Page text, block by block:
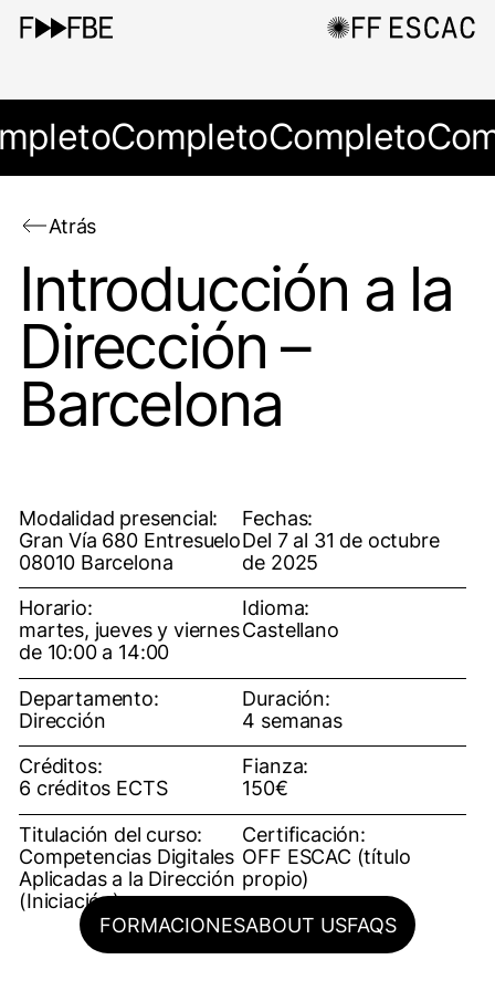
FORMACIONESABOUT USFAQS
CompletoCompleto
Atrás
Introducción a la
Dirección –
Barcelona
Modalidad presencial:
Gran Vía 680 Entresuelo
08010 Barcelona
Fechas:
Del 7 al 31 de octubre
de 2025
Horario:
martes, jueves y viernes
de 10:00 a 14:00
Idioma:
Castellano
Departamento:
Dirección
Duración:
4 semanas
Créditos:
6 créditos ECTS
Fianza:
150€
Titulación del curso:
Competencias Digitales
Aplicadas a la Dirección
(Iniciación)
Certificación:
OFF ESCAC (título
propio)